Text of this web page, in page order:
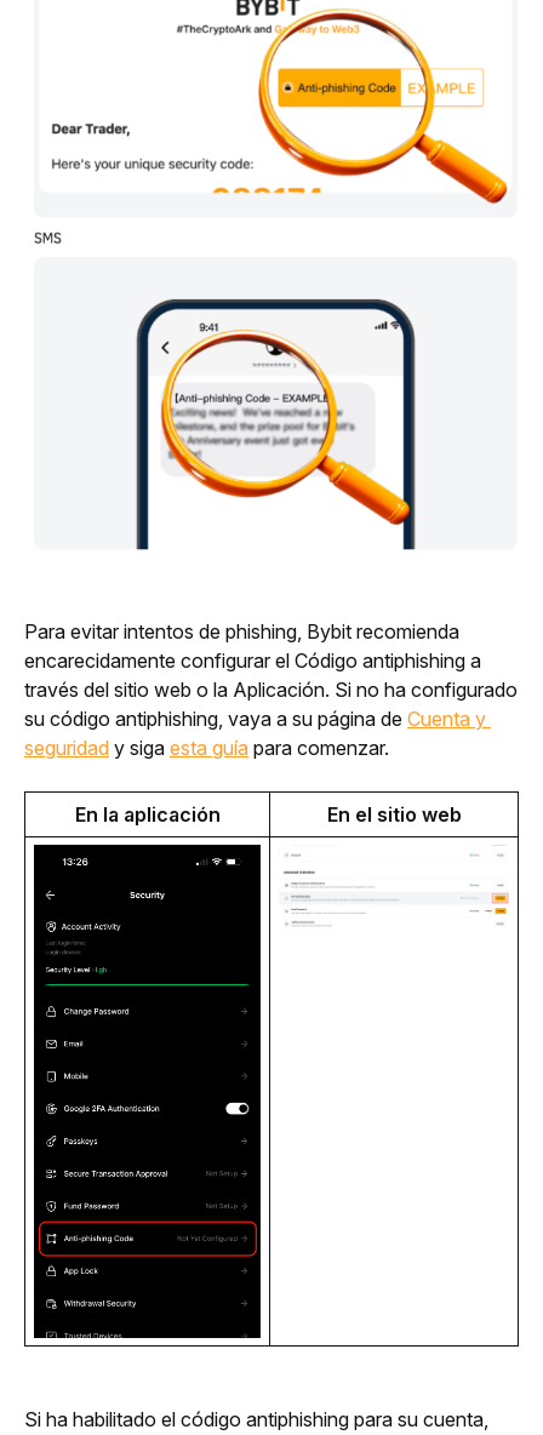
Para evitar intentos de phishing, Bybit recomienda
encarecidamente configurar el Código antiphishing a
través del sitio web o la Aplicación. Si no ha configurado
su código antiphishing, vaya a su página de Cuenta y
seguridad y siga esta guía para comenzar.
En la aplicación En el sitio web
Si ha habilitado el código antiphishing para su cuenta,